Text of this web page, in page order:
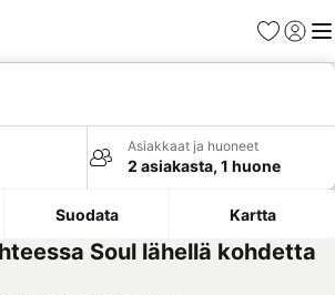
Suosikit
Asiakkaat ja huoneet
2 asiakasta, 1 huone
Suodata Kartta
Soul lähellä kohdetta